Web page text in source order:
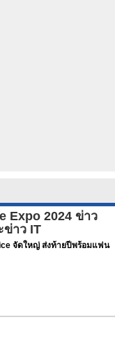
Expo 2024 ข่าว
ข่าว IT
จัดใหญ่ ส่งท้ายปีพร้อมแฟน